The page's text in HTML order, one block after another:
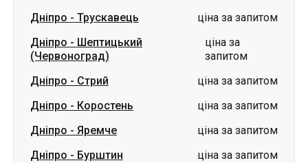
Дніпро - Трускавець
ціна за запитом
Дніпро - Шептицький
(Червоноград)
ціна за
запитом
Дніпро - Стрий
ціна за запитом
Дніпро - Коростень
ціна за запитом
Дніпро - Яремче
ціна за запитом
Дніпро - Бурштин ціна за запитом